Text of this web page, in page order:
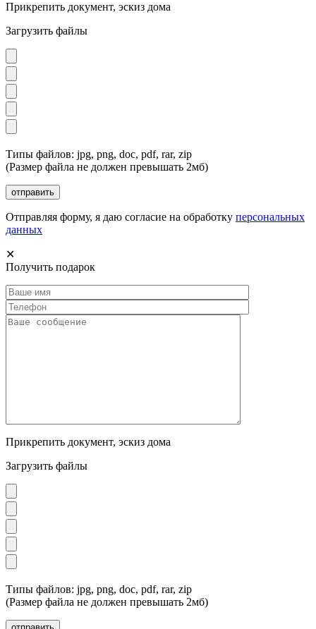
Прикрепить документ, эскиз дома
Загрузить файлы
Типы файлов: jpg, png, doc, pdf, rar, zip
(Размер файла не должен превышать 2мб)
Отправляя форму, я даю согласие на обработку персональных
данных
✕
Получить подарок
Прикрепить документ, эскиз дома
Загрузить файлы
Типы файлов: jpg, png, doc, pdf, rar, zip
(Размер файла не должен превышать 2мб)